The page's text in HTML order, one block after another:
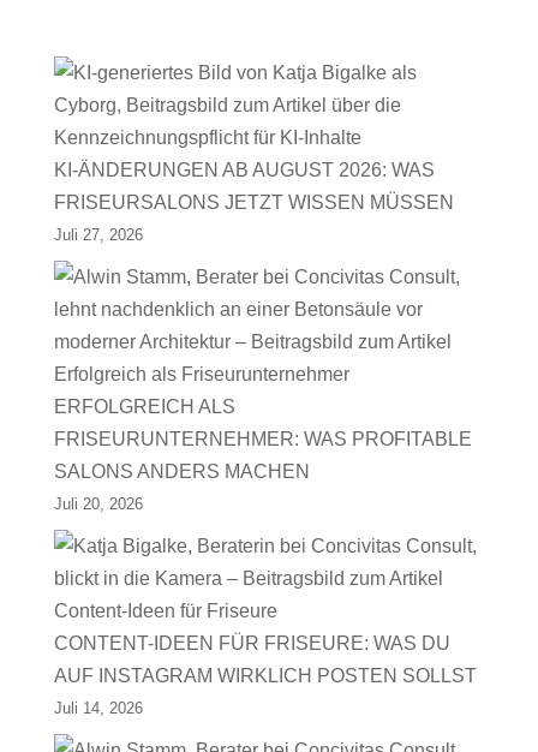
KI-ÄNDERUNGEN AB AUGUST 2026: WAS
FRISEURSALONS JETZT WISSEN MÜSSEN
Juli 27, 2026
ERFOLGREICH ALS
FRISEURUNTERNEHMER: WAS PROFITABLE
SALONS ANDERS MACHEN
Juli 20, 2026
CONTENT-IDEEN FÜR FRISEURE: WAS DU
AUF INSTAGRAM WIRKLICH POSTEN SOLLST
Juli 14, 2026